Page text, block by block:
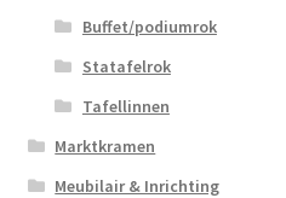
Buffet/podiumrok
Statafelrok
Tafellinnen
Marktkramen
Meubilair & Inrichting